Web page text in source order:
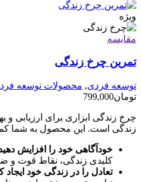
ویژه
مقایسه
تمرین چرخ زندگی
توسعه فردی, محصولات توسعه
تومان799,000
چرخ زندگی ابزاری برای ارزیابی و
زندگی است. این محصول به شما
خودآگاهی خود را افزایش
کلیدی زندگی، نقاط قوت و
تعادل را در زندگی خود ایجاد